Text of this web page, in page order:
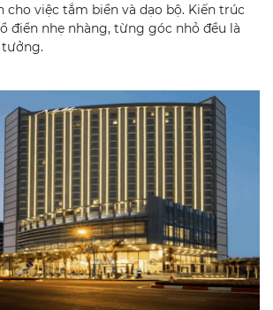
cho việc tắm biển và dạo bộ. Kiến trúc
điển nhẹ nhàng, từng góc nhỏ đều là
tưởng.